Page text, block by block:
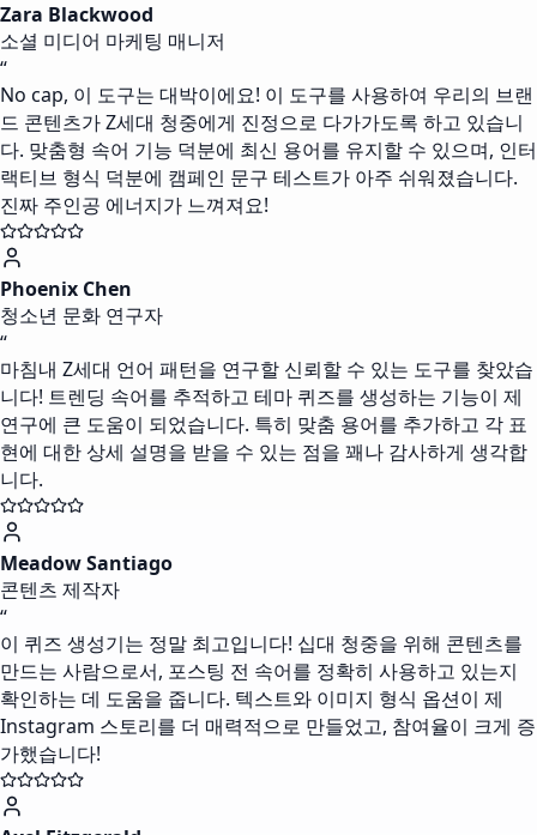
Zara Blackwood
소셜 미디어 마케팅 매니저
“
No cap, 이 도구는 대박이에요! 이 도구를 사용하여 우리의 브랜
드 콘텐츠가 Z세대 청중에게 진정으로 다가가도록 하고 있습니
다. 맞춤형 속어 기능 덕분에 최신 용어를 유지할 수 있으며, 인터
랙티브 형식 덕분에 캠페인 문구 테스트가 아주 쉬워졌습니다.
진짜 주인공 에너지가 느껴져요!
Phoenix Chen
청소년 문화 연구자
“
마침내 Z세대 언어 패턴을 연구할 신뢰할 수 있는 도구를 찾았습
니다! 트렌딩 속어를 추적하고 테마 퀴즈를 생성하는 기능이 제
연구에 큰 도움이 되었습니다. 특히 맞춤 용어를 추가하고 각 표
현에 대한 상세 설명을 받을 수 있는 점을 꽤나 감사하게 생각합
니다.
Meadow Santiago
콘텐츠 제작자
“
이 퀴즈 생성기는 정말 최고입니다! 십대 청중을 위해 콘텐츠를
만드는 사람으로서, 포스팅 전 속어를 정확히 사용하고 있는지
확인하는 데 도움을 줍니다. 텍스트와 이미지 형식 옵션이 제
Instagram 스토리를 더 매력적으로 만들었고, 참여율이 크게 증
가했습니다!